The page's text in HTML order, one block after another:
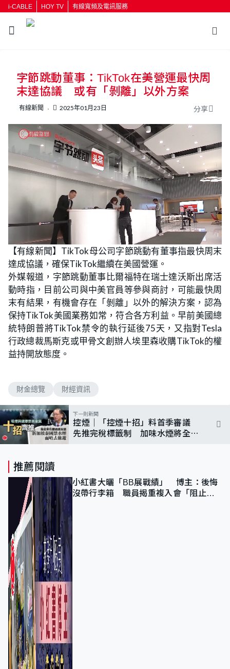
i-CABLE HOY TV 有線寬頻及電訊服務
按輸入鍵開始搜尋
字節跳動董事：TikTok在美營運最快周
末達協議 或有「剝離」以外方案
有線新聞 2025年01月23日 分享
U
n
m
a
d
e
d
:
1
0
0
.
0
0
%
【有線新聞】TikTok母公司字節跳動有董事指最快周末
達成協議，確保TikTok繼續在美國營運。
外媒報道，字節跳動董事比爾福特在瑞士達沃斯出席活
動時指，目前公司與中美官員等參與商討，可能最快周
末有結果，有機會存在「剝離」以外的解決方案，認為
保持TikTok美國業務如常，符合各方利益。早前美國總
統特朗普將TikTok禁令的執行延後75天，又指對Tesla
行政總裁馬斯克或甲骨文創辦人埃里森收購TikTok的權
益持開放態度。
財金總覽 財經資訊
下一則新聞
控煙｜「控煙十招」料首季審議
先推完稅標籤制 加味水煙將全面
推薦閱讀
小紅書大曬「BB展戰績」 博主：後悔
沒帶行李箱 職員揭重複入會「阻止唔